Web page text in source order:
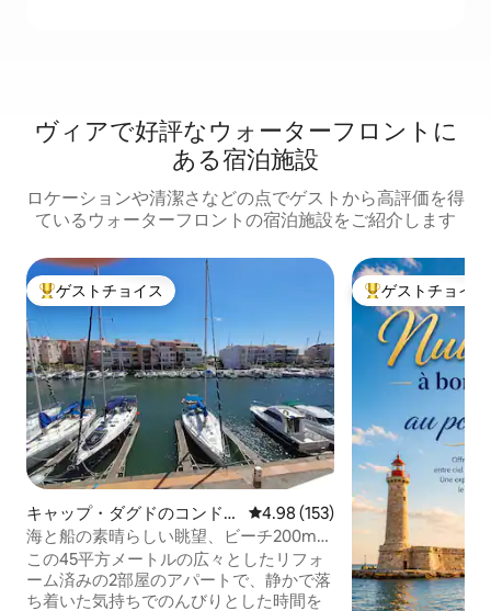
ヴィアで好評なウォーターフロントに
ある宿泊施設
ロケーションや清潔さなどの点でゲストから高評価を得
ているウォーターフロントの宿泊施設をご紹介します
大好評のゲストチョイスです。
ゲストチョイス
キャップ・ダグドのコンドミ
ニアム
レビュー153件、5つ星中4.98つ
4.98 (153)
海と船の素晴らしい眺望、ビーチ200m、
駐車場。
この45平方メートルの広々としたリフォ
ーム済みの2部屋のアパートで、静かで落
ち着いた気持ちでのんびりとした時間を
大好評のゲスト
ゲストチョイス